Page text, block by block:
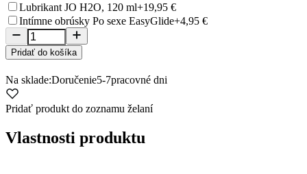
Lubrikant JO H2O, 120 ml+19,95 €
Intímne obrúsky Po sexe EasyGlide+4,95 €
Pridať do košíka
Na sklade:Doručenie5-7pracovné dni
Pridať produkt do zoznamu želaní
Vlastnosti produktu